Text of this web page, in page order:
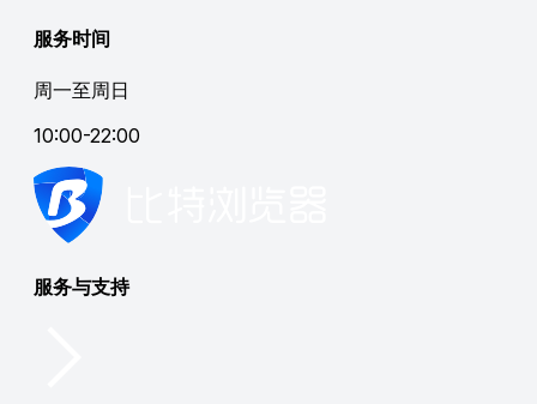
服务时间
周一至周日
10:00-22:00
服务与支持